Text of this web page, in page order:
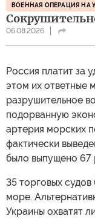
ВОЕННАЯ ОПЕРАЦИЯ НА
06.08.2026
Россия платит за
этом их ответные
разрушительное
подорванную
артерия морских
фактически
было выпущено 67
35 торговых
море.
Украины охватят